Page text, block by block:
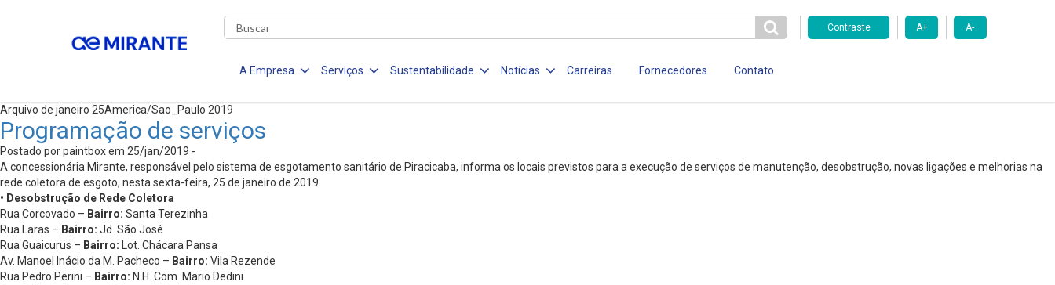
Contraste A+ A-
A Empresa Serviços Sustentabilidade Notícias Carreiras Fornecedores Contato
Arquivo de janeiro 25America/Sao_Paulo 2019
Programação de serviços
Postado por paintbox em 25/jan/2019 -
A concessionária Mirante, responsável pelo sistema de esgotamento sanitário de Piracicaba, informa os locais previstos para a execução de serviços de manutenção, desobstrução, novas ligações e melhorias na
rede coletora de esgoto, nesta sexta-feira, 25 de janeiro de 2019.
• Desobstrução de Rede Coletora
Rua Corcovado – Bairro: Santa Terezinha
Rua Laras – Bairro: Jd. São José
Rua Guaicurus – Bairro: Lot. Chácara Pansa
Av. Manoel Inácio da M. Pacheco – Bairro: Vila Rezende
Rua Pedro Perini – Bairro: N.H. Com. Mario Dedini